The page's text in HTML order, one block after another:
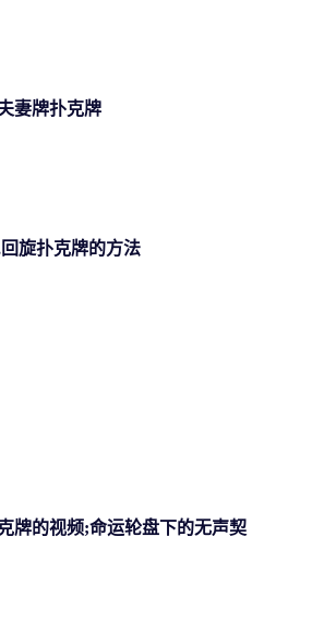
妻牌扑克牌
旋扑克牌的方法
牌的视频;命运轮盘下的无声契